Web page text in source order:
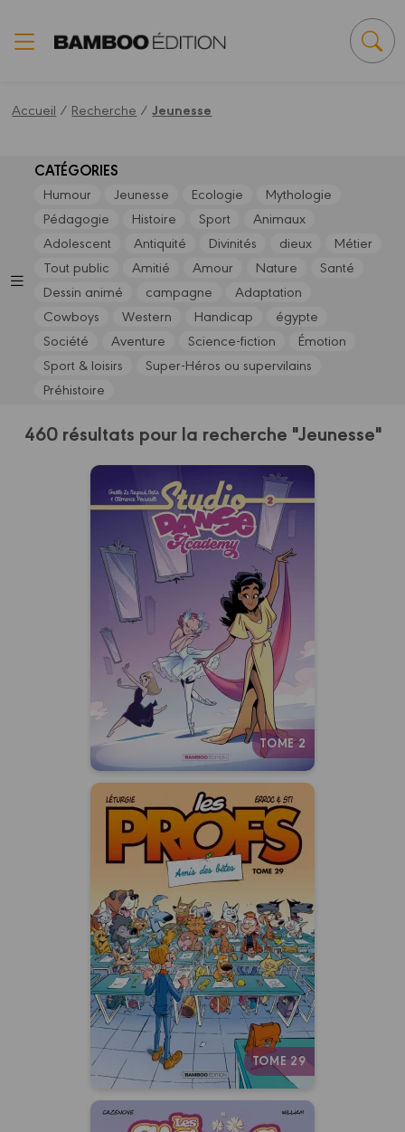
Accueil / Recherche /Jeunesse
CATÉGORIES
Humour Jeunesse Ecologie
Mythologie
Pédagogie
Histoire Sport
Animaux
Adolescent
Antiquité Divinités dieux
Métier
Tout public
Amitié Amour Nature
Santé
Dessin animé
campagne
Adaptation
Cowboys
Western Handicap
égypte
Société
Aventure Science-fiction
Émotion
Sport & loisirs
Super-Héros ou supervilains
Préhistoire
460 résultats pour la recherche "Jeunesse"
TOME 2
Studio Danse
Academy
Tome 02
Date de parution :
28/10/2026
Liberté, rigueur, émotion : et si la
plus belle danse était
simplement la leur ?
Autres tomes
TOME 29
Les Profs
Tome 29
Date de parution :
28/10/2026
Un album ultra-actuel qui
décrypte les nouveaux codes
du bahut !
Autres tomes